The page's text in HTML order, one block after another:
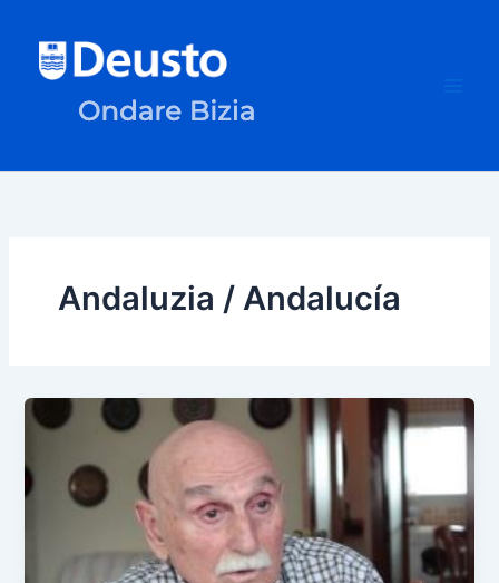
contenido
Andaluzia / Andalucía